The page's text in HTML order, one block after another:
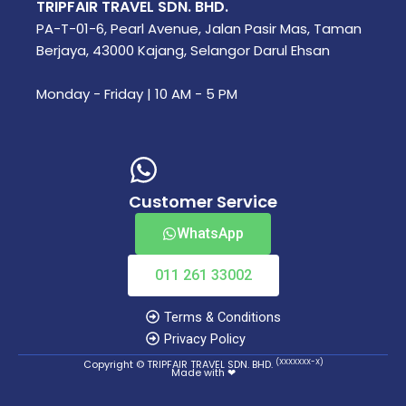
TRIPFAIR TRAVEL SDN. BHD.
PA-T-01-6, Pearl Avenue, Jalan Pasir Mas, Taman
Berjaya, 43000 Kajang, Selangor Darul Ehsan
Monday - Friday | 10 AM - 5 PM
Customer Service
WhatsApp
011 261 33002
Terms & Conditions
Privacy Policy
Copyright © TRIPFAIR TRAVEL SDN. BHD. (XXXXXXX-X)
Made with ❤